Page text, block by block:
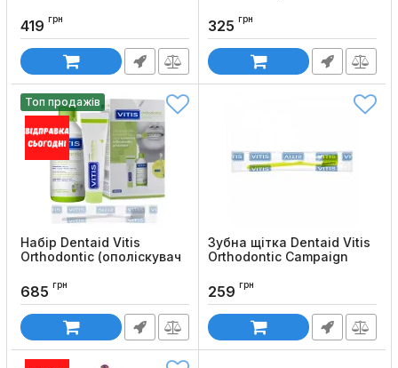
419 грн 325 грн
Топ продажів
Набір Dentaid Vitis
Orthodontic (ополіскувач
мл + щітка у подарунок)
Код товару: 650
685 грн
Зубна щітка Dentaid Vitis
Orthodontic Campaign
259 грн